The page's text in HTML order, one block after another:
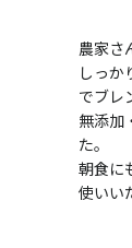
農家さ
しっか
でブレ
無添加
た。
朝食に
使いい